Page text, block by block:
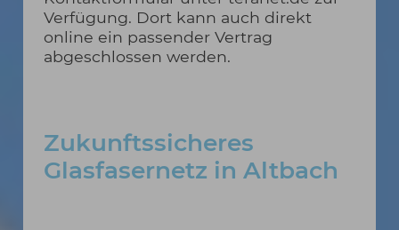
Verfügung. Dort kann auch direkt
online ein passender Vertrag
abgeschlossen werden.
Zukunftssicheres
Glasfasernetz in Altbach